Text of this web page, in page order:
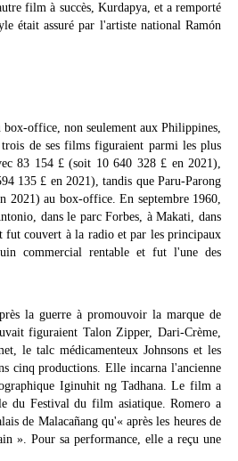
film à succès, Kurdapya, et a remporté
était assuré par l'artiste national Ramón
box-office, non seulement aux Philippines,
de ses films figuraient parmi les plus
83 154 £ (soit 10 640 328 £ en 2021),
135 £ en 2021), tandis que Paru-Parong
2021) au box-office. En septembre 1960,
dans le parc Forbes, à Makati, dans
fut couvert à la radio et par les principaux
commercial rentable et fut l'une des
la guerre à promouvoir la marque de
figuraient Talon Zipper, Dari-Crème,
le talc médicamenteux Johnsons et les
cinq productions. Elle incarna l'ancienne
Iginuhit ng Tadhana. Le film a
du Festival du film asiatique. Romero a
de Malacañang qu'« après les heures de
». Pour sa performance, elle a reçu une